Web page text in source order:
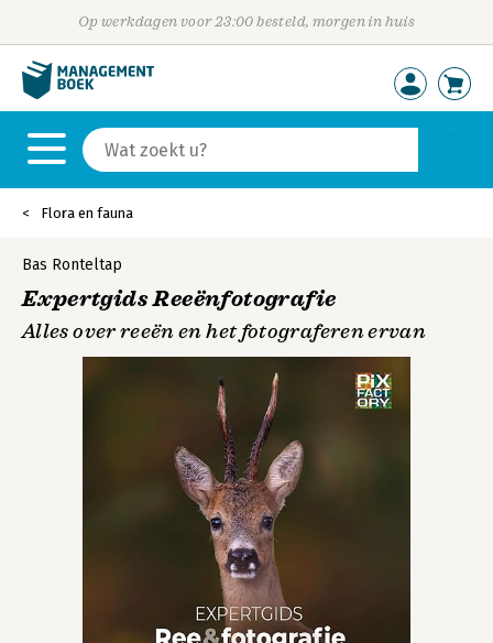
Op werkdagen voor 23:00 besteld, morgen in huis
Flora en fauna
Bas Ronteltap
Expertgids Reeënfotografie
Alles over reeën en het fotograferen ervan